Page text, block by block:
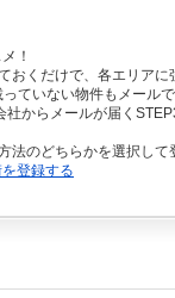
！
おくだけで、各エリアに
ていない物件も メール
からメールが届く
法のどちらかを選択して
登録する